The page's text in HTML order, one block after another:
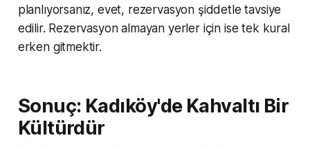
planlıyorsanız, evet, rezervasyon şiddetle tavsiye
edilir. Rezervasyon almayan yerler için ise tek kural
erken gitmektir.
Sonuç: Kadıköy'de Kahvaltı Bir
Kültürdür